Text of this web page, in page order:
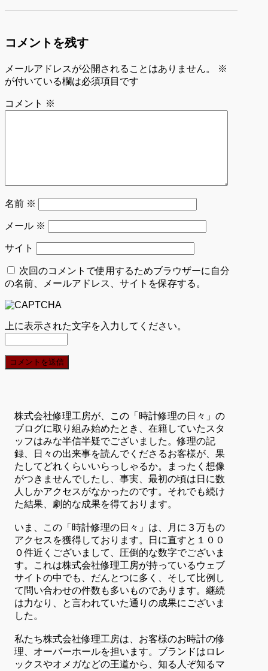
コメントを残す
メールアドレスが公開されることはありません。
※
が付いている欄は必須項目です
コメント ※
名前 ※
メール ※
サイト
次回のコメントで使用するためブラウザーに自分
の名前、メールアドレス、サイトを保存する。
上に表示された文字を入力してください。
株式会社修理工房が、この「時計修理の日々」の
ブログに取り組み始めたとき、在籍していたスタ
ッフはみな半信半疑でございました。修理の記
録、日々の出来事を読んでくださるお客様が、果
たしてどれくらいいらっしゃるか。まったく想像
がつきませんでしたし、事実、最初の頃は日に数
人しかアクセスがなかったのです。それでも続け
た結果、劇的な成果を得ております。
いま、この「時計修理の日々」は、月に３万もの
アクセスを獲得しております。日に直すと１００
０件近くございまして、圧倒的な数字でございま
す。これは株式会社修理工房が持っているウェブ
サイトの中でも、だんとつに多く、そして比例し
て問い合わせの件数も多いものであります。継続
は力なり、と言われていた通りの成果にございま
した。
私たち株式会社修理工房は、お客様のお時計の修
理、オーバーホールを担います。ブランドはロレ
ックスやオメガなどの王道から、知る人ぞ知るマ